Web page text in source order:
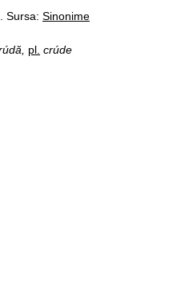
Sursa: Sinonime
pl. crúde